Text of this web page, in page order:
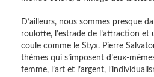
D’ailleurs, nous sommes presque
roulotte, l’estrade de l’attraction
coule comme le Styx. Pierre
thèmes qui s’imposent d’eux-
femme, l’art et l’argent,